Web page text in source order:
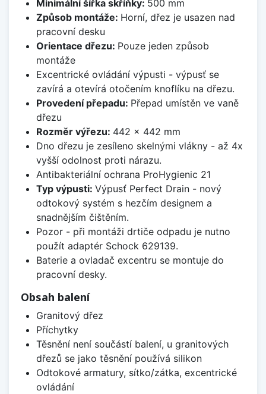
Minimální šířka skříňky: 500 mm
Způsob montáže: Horní, dřez je usazen nad
pracovní desku
Orientace dřezu: Pouze jeden způsob
montáže
Excentrické ovládání výpusti - výpusť se
zavírá a otevírá otočením knoflíku na dřezu.
Provedení přepadu: Přepad umístěn ve vaně
dřezu
Rozměr výřezu: 442 x 442 mm
Dno dřezu je zesíleno skelnými vlákny - až 4x
vyšší odolnost proti nárazu.
Antibakteriální ochrana ProHygienic 21
Typ výpusti: Výpusť Perfect Drain - nový
odtokový systém s hezčím designem a
snadnějším čištěním.
Pozor - při montáži drtiče odpadu je nutno
použít adaptér Schock 629139.
Baterie a ovladač excentru se montuje do
pracovní desky.
Obsah balení
Granitový dřez
Příchytky
Těsnění není součástí balení, u granitových
dřezů se jako těsnění používá silikon
Odtokové armatury, sítko/zátka, excentrické
ovládání